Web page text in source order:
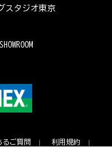
スタジオ東京
るご質問
利用規約